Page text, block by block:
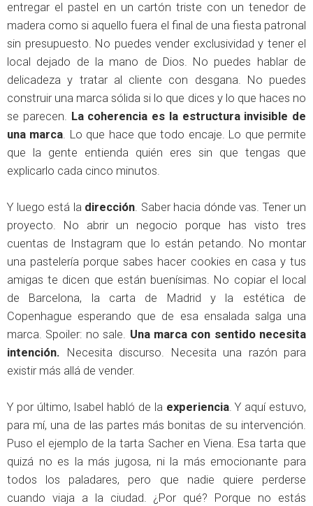
entregar el pastel en un cartón triste con un tenedor de
madera como si aquello fuera el final de una fiesta patronal
sin presupuesto. No puedes vender exclusividad y tener el
local dejado de la mano de Dios. No puedes hablar de
delicadeza y tratar al cliente con desgana. No puedes
construir una marca sólida si lo que dices y lo que haces no
se parecen. La coherencia es la estructura invisible de
una marca. Lo que hace que todo encaje. Lo que permite
que la gente entienda quién eres sin que tengas que
explicarlo cada cinco minutos.
Y luego está la dirección. Saber hacia dónde vas. Tener un
proyecto. No abrir un negocio porque has visto tres
cuentas de Instagram que lo están petando. No montar
una pastelería porque sabes hacer cookies en casa y tus
amigas te dicen que están buenísimas. No copiar el local
de Barcelona, la carta de Madrid y la estética de
Copenhague esperando que de esa ensalada salga una
marca. Spoiler: no sale. Una marca con sentido necesita
intención. Necesita discurso. Necesita una razón para
existir más allá de vender.
Y por último, Isabel habló de la experiencia. Y aquí estuvo,
para mí, una de las partes más bonitas de su intervención.
Puso el ejemplo de la tarta Sacher en Viena. Esa tarta que
quizá no es la más jugosa, ni la más emocionante para
todos los paladares, pero que nadie quiere perderse
cuando viaja a la ciudad. ¿Por qué? Porque no estás